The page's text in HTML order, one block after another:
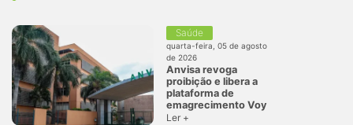
Saúde
quarta-feira, 05 de agosto
de 2026
Anvisa revoga
proibição e libera a
plataforma de
emagrecimento Voy
Ler +